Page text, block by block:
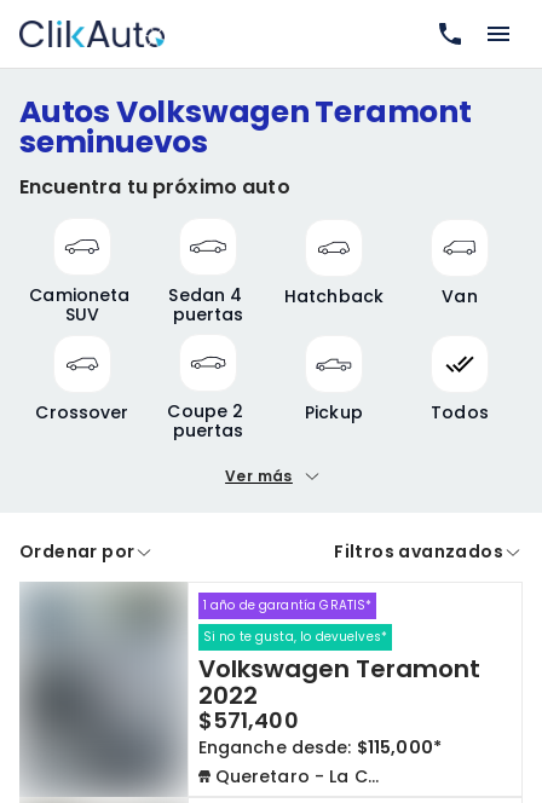
Autos Volkswagen Teramont
seminuevos
Encuentra tu próximo auto
Camioneta
SUV
Sedan 4
puertas
Hatchback Van
Crossover
Coupe 2
puertas
Pickup Todos
Precio máximo
A crédito De contado
Cdmx y Edo Mex Querétaro
Negociar precio
Borrar todo
Ver más
Ordenar por Filtros avanzados
1 año de garantía GRATIS*
Si no te gusta, lo devuelves*
Volkswagen Teramont
2022
$571,400
Enganche desde: $115,000*
Queretaro - La Capilla